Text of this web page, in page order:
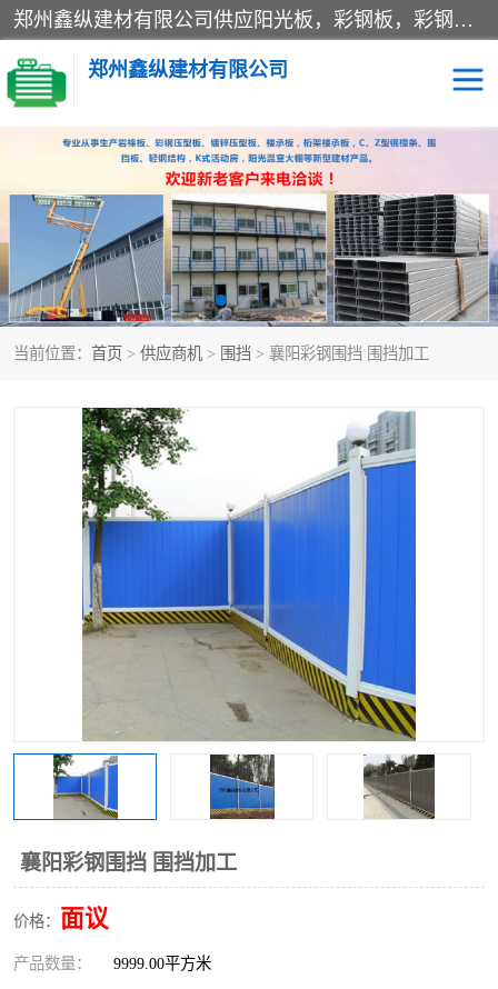
郑州鑫纵建材有限公司供应阳光板，彩钢板，彩钢钢构工程是一家集生产销售租赁安装于一体的企业，主要生产PC采光板，耐力板，仿古琉璃采光板，岩棉板、彩钢压型板、镀锌压型板、桁架楼承板，C、Z型钢檩条、围挡板、轻钢结构，阳光温室大棚等新型建材产品。公司旗下有多台移动式高空压瓦机租赁，承接全国各地业务，专业对外租赁各种型号压瓦机。
郑州鑫纵建材有限公司
当前位置： 首页 > 供应商机 > 围挡 > 襄阳彩钢围挡 围挡加工
襄阳彩钢围挡 围挡加工
价格： 面议
产品数量： 9999.00平方米
高空瓦机租赁 ASA合成树脂仿古瓦
CZ型钢 FRP采光板
PC多层板 PC耐力板
建筑围挡 楼层板
新型活动房
岩棉板 钢结构配件
彩钢板
生产加工单板复合围挡 市
政围挡